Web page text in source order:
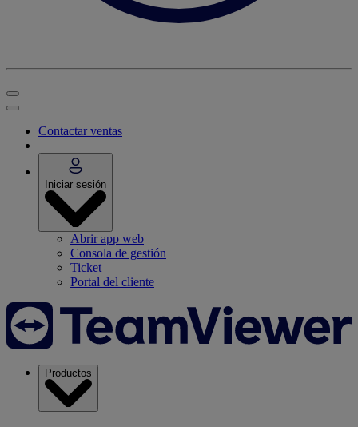
Contactar ventas
Iniciar sesión
Abrir app web
Consola de gestión
Ticket
Portal del cliente
Productos